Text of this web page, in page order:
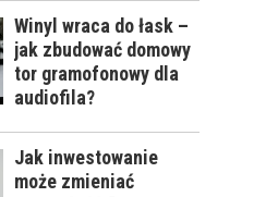
Winyl wraca do łask –
jak zbudować domowy
tor gramofonowy dla
audiofila?
Jak inwestowanie
może zmieniać